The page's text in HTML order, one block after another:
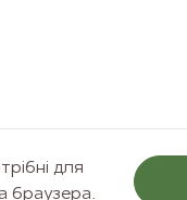
для
браузера.